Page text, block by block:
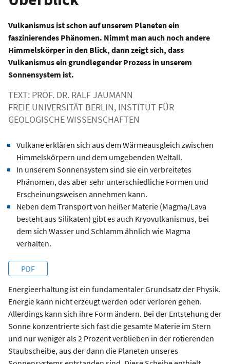
Vulkanismus ist schon auf unserem Planeten ein
faszinierendes Phänomen. Nimmt man auch noch andere
Himmelskörper in den Blick, dann zeigt sich, dass
Vulkanismus ein grundlegender Prozess in unserem
Sonnensystem ist.
TEXT: PROF. DR. RALF JAUMANN
FREIE UNIVERSITÄT BERLIN, INSTITUT FÜR
GEOLOGISCHE WISSENSCHAFTEN
Vulkane erklären sich aus dem Wärmeausgleich zwischen
Himmelskörpern und dem umgebenden Weltall.
In unserem Sonnensystem sind sie ein verbreitetes
Phänomen, das aber sehr unterschiedliche Formen und
Erscheinungsweisen annehmen kann.
Neben dem Transport von heißer Materie (Magma/Lava
besteht aus Silikaten) gibt es auch Kryovulkanismus, bei
dem sich Wasser und Schlamm ähnlich wie Magma
verhalten.
PDF
Energieerhaltung ist ein fundamentaler Grundsatz der Physik.
Energie kann nicht erzeugt werden oder verloren gehen.
Allerdings kann sich ihre Form ändern. Bei der Entstehung der
Sonne konzentrierte sich fast die gesamte Materie im Stern
und nur weniger als 2 Prozent verblieben in der rotierenden
Staubscheibe, aus der dann die Planeten unseres